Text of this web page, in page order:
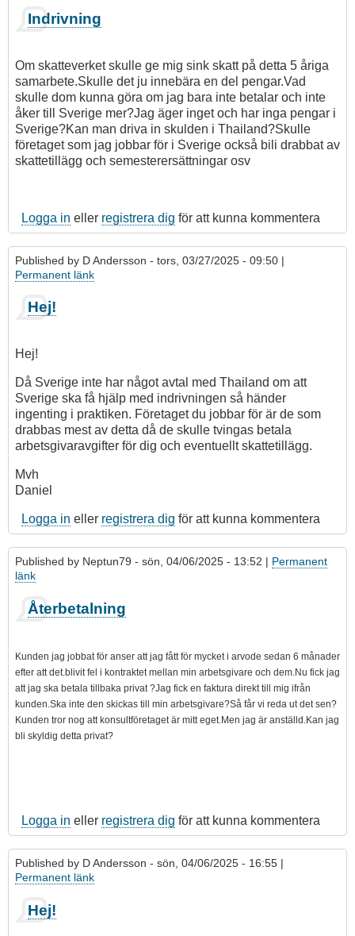
Indrivning
Om skatteverket skulle ge mig sink skatt på detta 5 åriga
samarbete.Skulle det ju innebära en del pengar.Vad
skulle dom kunna göra om jag bara inte betalar och inte
åker till Sverige mer?Jag äger inget och har inga pengar i
Sverige?Kan man driva in skulden i Thailand?Skulle
företaget som jag jobbar för i Sverige också bili drabbat av
skattetillägg och semesterersättningar osv
Logga in eller registrera dig för att kunna kommentera
Published by D Andersson - tors, 03/27/2025 - 09:50 |
Permanent länk
Hej!
Hej!
Då Sverige inte har något avtal med Thailand om att
Sverige ska få hjälp med indrivningen så händer
ingenting i praktiken. Företaget du jobbar för är de som
drabbas mest av detta då de skulle tvingas betala
arbetsgivaravgifter för dig och eventuellt skattetillägg.
Mvh
Daniel
Logga in eller registrera dig för att kunna kommentera
Published by Neptun79 - sön, 04/06/2025 - 13:52 | Permanent
länk
Återbetalning
Kunden jag jobbat för anser att jag fått för mycket i arvode sedan 6 månader
efter att det.blivit fel i kontraktet mellan min arbetsgivare och dem.Nu fick jag
att jag ska betala tillbaka privat ?Jag fick en faktura direkt till mig ifrån
kunden.Ska inte den skickas till min arbetsgivare?Så får vi reda ut det sen?
Kunden tror nog att konsultföretaget är mitt eget.Men jag är anställd.Kan jag
bli skyldig detta privat?
Logga in eller registrera dig för att kunna kommentera
Published by D Andersson - sön, 04/06/2025 - 16:55 |
Permanent länk
Hej!